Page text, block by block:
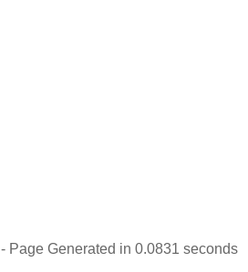
- Page Generated in 0.0831 seconds